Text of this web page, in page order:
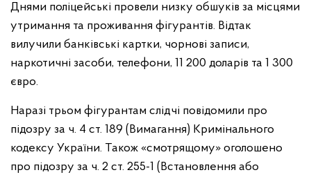
Днями поліцейські провели низку обшуків за місцями
утримання та проживання фігурантів. Відтак
вилучили банківські картки, чорнові записи,
наркотичні засоби, телефони, 11 200 доларів та 1 300
євро.
Наразі трьом фігурантам слідчі повідомили про
підозру за ч. 4 ст. 189 (Вимагання) Кримінального
кодексу України. Також «смотрящому» оголошено
про підозру за ч. 2 ст. 255-1 (Встановлення або